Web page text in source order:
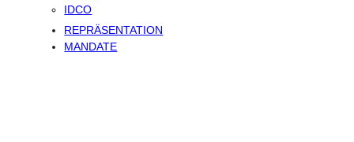
IDCO
REPRÄSENTATION
MANDATE